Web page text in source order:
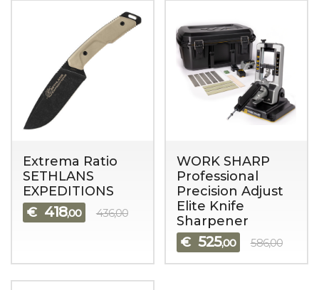
Extrema Ratio
SETHLANS
EXPEDITIONS
€ 418,00 436,00
WORK SHARP
Professional
Precision Adjust
Elite Knife
Sharpener
€ 525,00 586,00